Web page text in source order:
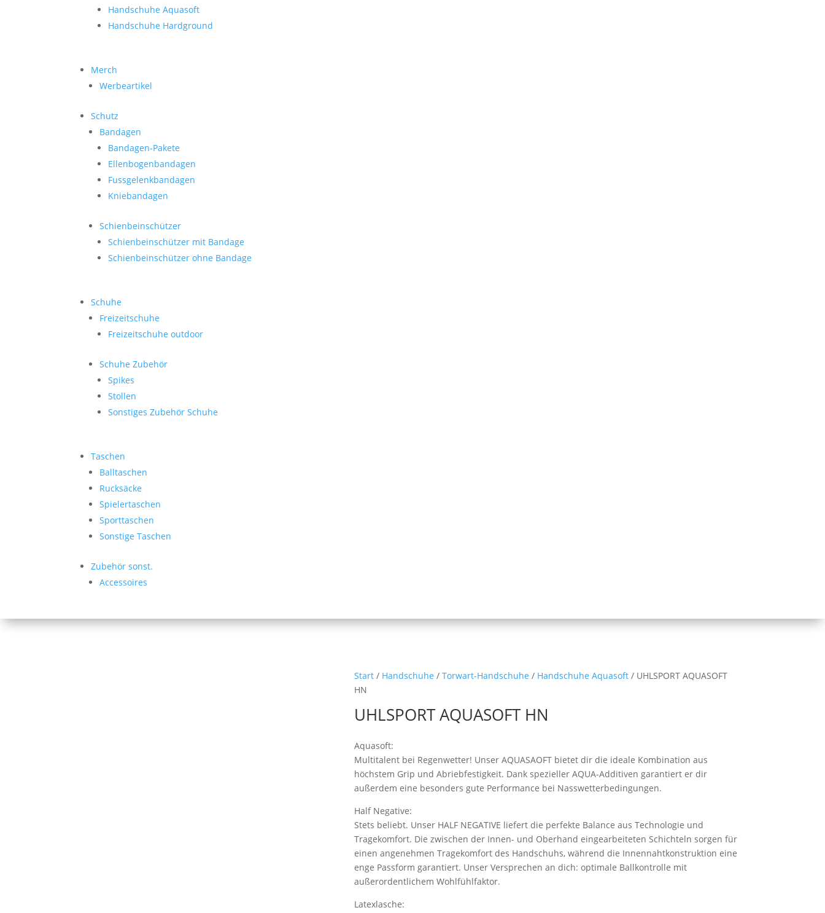
Handschuhe Aquasoft
Handschuhe Hardground
Merch
Werbeartikel
Schutz
Bandagen
Bandagen-Pakete
Ellenbogenbandagen
Fussgelenkbandagen
Kniebandagen
Schienbeinschützer
Schienbeinschützer mit Bandage
Schienbeinschützer ohne Bandage
Schuhe
Freizeitschuhe
Freizeitschuhe outdoor
Schuhe Zubehör
Spikes
Stollen
Sonstiges Zubehör Schuhe
Taschen
Balltaschen
Rucksäcke
Spielertaschen
Sporttaschen
Sonstige Taschen
Zubehör sonst.
Accessoires
Start / Handschuhe /Torwart-Handschuhe / Handschuhe Aquasoft / UHLSPORT AQUASOFT
HN
UHLSPORT AQUASOFT HN
Aquasoft:
Multitalent bei Regenwetter! Unser AQUASAOFT bietet dir die ideale Kombination aus
höchstem Grip und Abriebfestigkeit. Dank spezieller AQUA-Additiven garantiert er dir
außerdem eine besonders gute Performance bei Nasswetterbedingungen.
Half Negative:
Stets beliebt. Unser HALF NEGATIVE liefert die perfekte Balance aus Technologie und
Tragekomfort. Die zwischen der Innen- und Oberhand eingearbeiteten Schichteln sorgen für
einen angenehmen Tragekomfort des Handschuhs, während die Innennahtkonstruktion eine
enge Passform garantiert. Unser Versprechen an dich: optimale Ballkontrolle mit
außerordentlichem Wohlfühlfaktor.
Latexlasche: